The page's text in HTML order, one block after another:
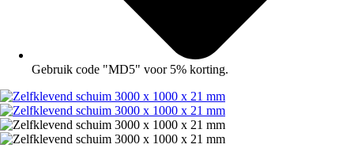
Gebruik code "MD5" voor 5% korting.